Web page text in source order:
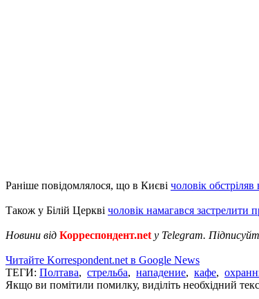
Раніше повідомлялося, що в Києві чоловік обстріляв
Також у Білій Церкві чоловік намагався застрелити
Новини від Корреспондент.net у Telegram.
Читайте Korrespondent.net в Google News
ТЕГИ: Полтава, стрельба, нападение, кафе,
Якщо ви помітили помилку, виділіть необхідний